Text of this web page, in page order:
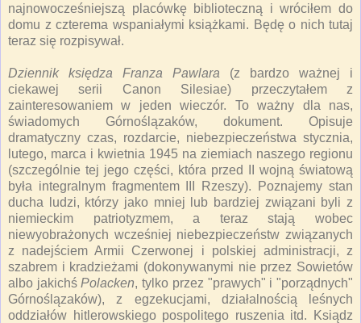
najnowocześniejszą placówkę biblioteczną i wróciłem do
domu z czterema wspaniałymi książkami. Będę o nich tutaj
teraz się rozpisywał.
Dziennik księdza Franza Pawlara (z bardzo ważnej i
ciekawej serii Canon Silesiae) przeczytałem z
zainteresowaniem w jeden wieczór. To ważny dla nas,
świadomych Górnoślązaków, dokument. Opisuje
dramatyczny czas, rozdarcie, niebezpieczeństwa stycznia,
lutego, marca i kwietnia 1945 na ziemiach naszego regionu
(szczególnie tej jego części, która przed II wojną światową
była integralnym fragmentem III Rzeszy). Poznajemy stan
ducha ludzi, którzy jako mniej lub bardziej związani byli z
niemieckim patriotyzmem, a teraz stają wobec
niewyobrażonych wcześniej niebezpieczeństw związanych
z nadejściem Armii Czerwonej i polskiej administracji, z
szabrem i kradzieżami (dokonywanymi nie przez Sowietów
albo jakichśPolacken, tylko przez "prawych" i "porządnych"
Górnoślązaków), z egzekucjami, działalnością leśnych
oddziałów hitlerowskiego pospolitego ruszenia itd. Ksiądz